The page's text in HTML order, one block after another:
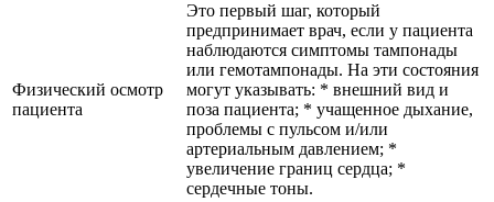
Физический осмотр
пациента
Это первый шаг, который
предпринимает врач, если у пациента
наблюдаются симптомы тампонады
или гемотампонады. На эти состояния
могут указывать: * внешний вид и
поза пациента; * учащенное дыхание,
проблемы с пульсом и/или
артериальным давлением; *
увеличение границ сердца; *
сердечные тоны.